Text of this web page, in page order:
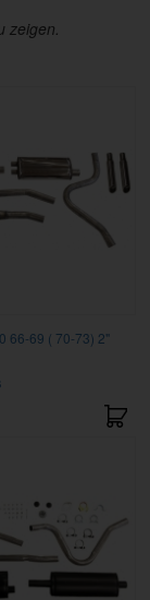
zeigen.
66-69 ( 70-73) 2"